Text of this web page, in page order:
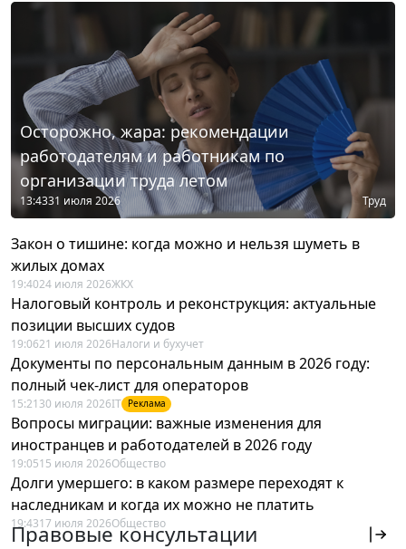
Осторожно, жара: рекомендации
работодателям и работникам по
организации труда летом
13:4331 июля 2026 Труд
Закон о тишине: когда можно и нельзя шуметь в
жилых домах
19:4024 июля 2026ЖКХ
Налоговый контроль и реконструкция: актуальные
позиции высших судов
19:0621 июля 2026Налоги и бухучет
Документы по персональным данным в 2026 году:
полный чек-лист для операторов
15:21 30 июля 2026IT Реклама
Вопросы миграции: важные изменения для
иностранцев и работодателей в 2026 году
19:0515 июля 2026Общество
Долги умершего: в каком размере переходят к
наследникам и когда их можно не платить
19:4317 июля 2026Общество
Правовые консультации